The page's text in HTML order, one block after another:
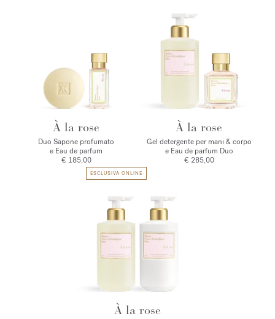
À la rose
Duo Sapone profumato
e Eau de parfum
€ 185,00
À la rose
Gel detergente per mani & corpo
e Eau de parfum Duo
€ 285,00
ESCLUSIVA ONLINE
À la rose